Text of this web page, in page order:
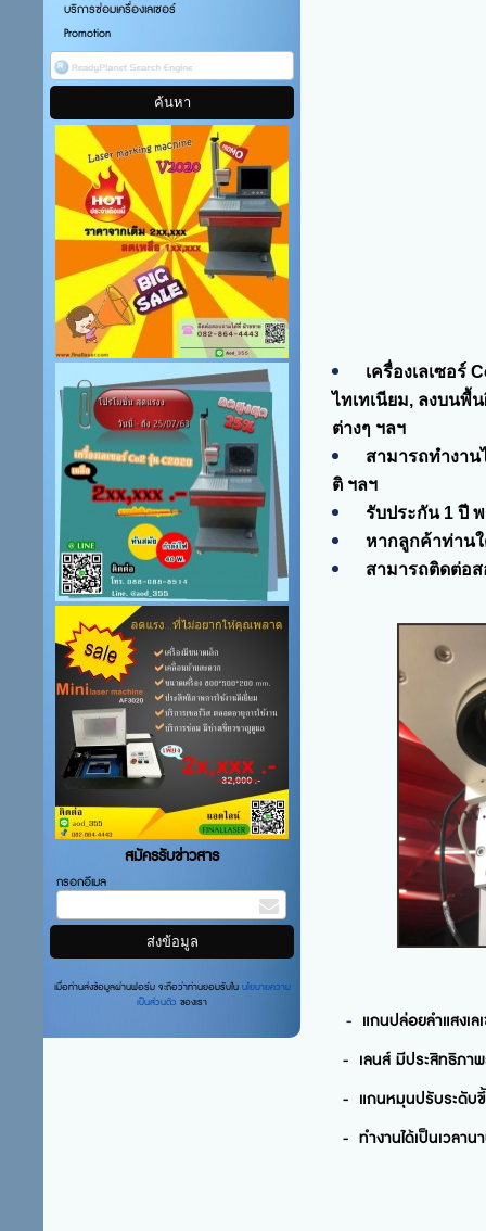
บริการซ่อมเครื่องเลเซอร์
Promotion
สมัครรับข่าวสาร
กรอกอีเมล
เมื่อท่านส่งข้อมูลผ่านฟอร์ม จะถือว่าท่านยอมรับในนโยบายความ
เป็นส่วนตัวของเรา
เครื่องเลเซอร์
ไทเทเนียม, ลงบนพื้
ต่างๆ ฯลฯ
สามารถทำงาน
ติ ฯลฯ
รับประกัน 1 ปี
หากลูกค้าท่านใ
สามารถติดต่อส
-แกนปล่อยลำแสงเล
- เลนส์ มีประสิทธิภาพสู
- แกนหมุนปรับระดับขึ้น
- ทำงานได้เป็นเวลานาน